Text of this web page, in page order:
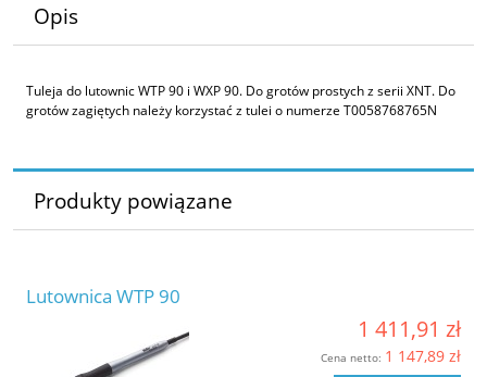
Opis
Tuleja do lutownic WTP 90 i WXP 90. Do grotów prostych z serii XNT. Do
grotów zagiętych należy korzystać z tulei o numerze T0058768765N
Produkty powiązane
Lutownica WTP 90
1 411,91 zł
Cena netto: 1 147,89 zł